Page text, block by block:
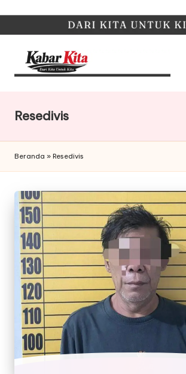
content
a
a
r
K
it
a
Untuk
Resedivis
Beranda » Resedivis